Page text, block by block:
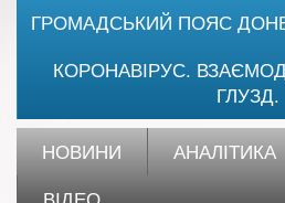
ГРОМАДСЬКИЙ ПОЯС
КОРОНАВІРУС.
ГЛУЗД.
НОВИНИ АНАЛІТИКА